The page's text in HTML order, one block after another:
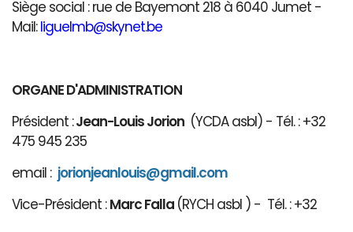
Siège social : rue de Bayemont 218 à 6040 Jumet -
Mail:liguelmb@skynet.be
ORGANE D'ADMINISTRATION
Président :Jean-Louis Jorion (YCDA asbl) - Tél. : +32
475 945 235
email : jorionjeanlouis@gmail.com
Vice-Président :Marc Falla (RYCH asbl ) - Tél. : +32